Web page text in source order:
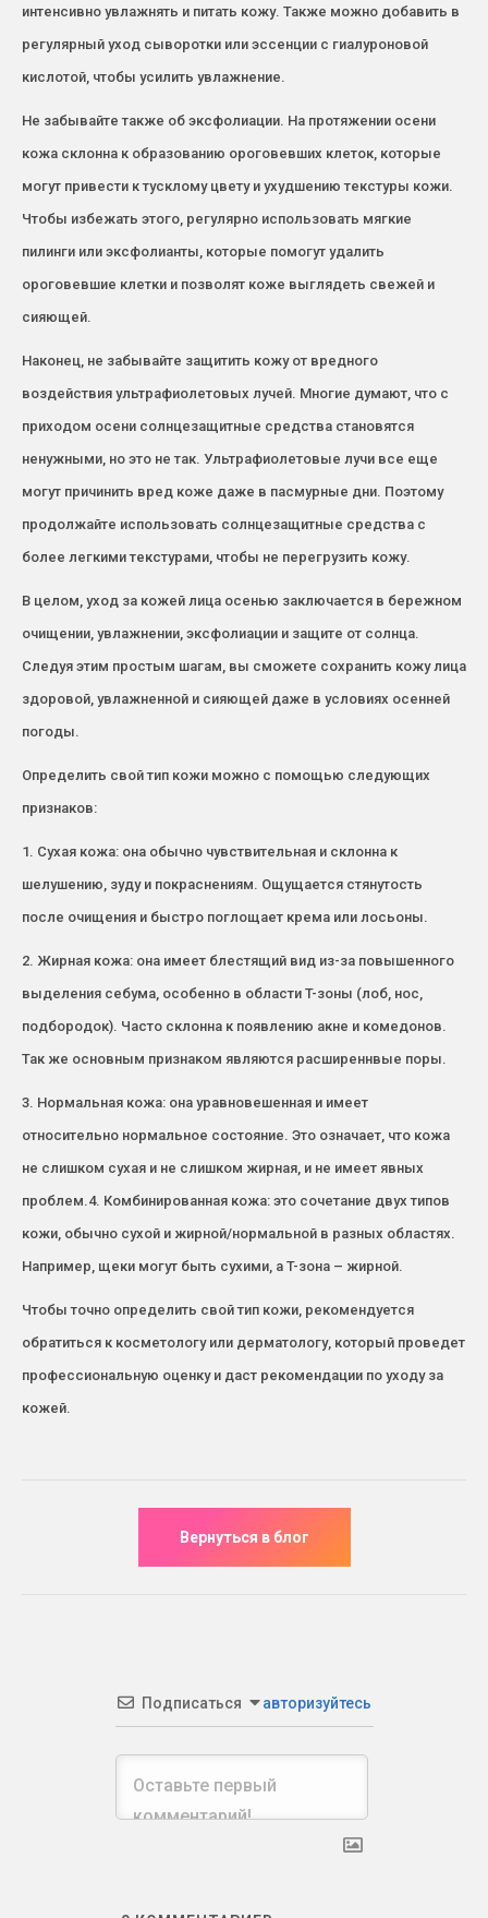
интенсивно увлажнять и питать кожу. Также можно добавить в
регулярный уход сыворотки или эссенции с гиалуроновой
кислотой, чтобы усилить увлажнение.
Не забывайте также об эксфолиации. На протяжении осени
кожа склонна к образованию ороговевших клеток, которые
могут привести к тусклому цвету и ухудшению текстуры кожи.
Чтобы избежать этого, регулярно использовать мягкие
пилинги или эксфолианты, которые помогут удалить
ороговевшие клетки и позволят коже выглядеть свежей и
сияющей.
Наконец, не забывайте защитить кожу от вредного
воздействия ультрафиолетовых лучей. Многие думают, что с
приходом осени солнцезащитные средства становятся
ненужными, но это не так. Ультрафиолетовые лучи все еще
могут причинить вред коже даже в пасмурные дни. Поэтому
продолжайте использовать солнцезащитные средства с
более легкими текстурами, чтобы не перегрузить кожу.
В целом, уход за кожей лица осенью заключается в бережном
очищении, увлажнении, эксфолиации и защите от солнца.
Следуя этим простым шагам, вы сможете сохранить кожу лица
здоровой, увлажненной и сияющей даже в условиях осенней
погоды.
Определить свой тип кожи можно с помощью следующих
признаков:
1. Сухая кожа: она обычно чувствительная и склонна к
шелушению, зуду и покраснениям. Ощущается стянутость
после очищения и быстро поглощает крема или лосьоны.
2. Жирная кожа: она имеет блестящий вид из-за повышенного
выделения себума, особенно в области T-зоны (лоб, нос,
подбородок). Часто склонна к появлению акне и комедонов.
Так же основным признаком являются расширеннвые поры.
3. Нормальная кожа: она уравновешенная и имеет
относительно нормальное состояние. Это означает, что кожа
не слишком сухая и не слишком жирная, и не имеет явных
проблем.4. Комбинированная кожа: это сочетание двух типов
кожи, обычно сухой и жирной/нормальной в разных областях.
Например, щеки могут быть сухими, а T-зона – жирной.
Чтобы точно определить свой тип кожи, рекомендуется
обратиться к косметологу или дерматологу, который проведет
профессиональную оценку и даст рекомендации по уходу за
кожей.
Подписаться авторизуйтесь